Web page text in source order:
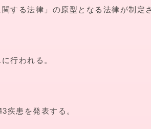
する法律」の原型となる法律が制定
行われる。
疾患を発表する。